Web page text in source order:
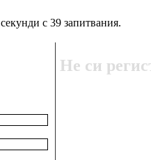
с 39 запитвания.
Не си